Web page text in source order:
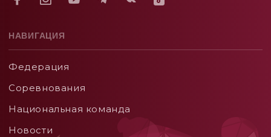
НАВИГАЦИЯ
Федерация
Соревнования
Национальная команда
Новости